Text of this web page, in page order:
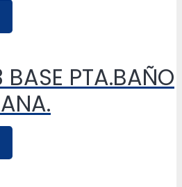
PTA.BAÑO